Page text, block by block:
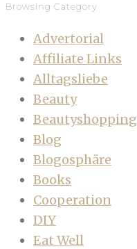
Browsing Category
Advertorial
Affiliate Links
Alltagsliebe
Beauty
Beautyshopping
Blog
Blogosphäre
Books
Cooperation
DIY
Eat Well